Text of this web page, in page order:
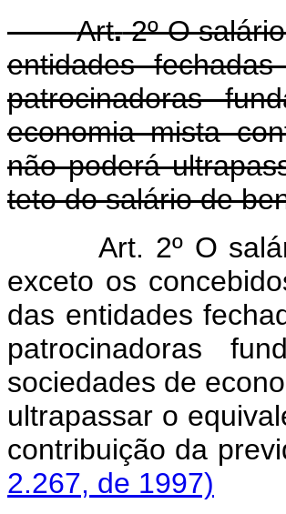
Art. 2º O
entidades
patrocinadoras
economia mista
não poderá
teto do salário de
Art. 2º O
exceto os
das entidades
patrocinadoras
sociedades de
ultrapassar o
contribuição da
2.267, de 1997)